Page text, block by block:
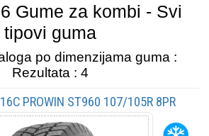
Gume za kombi - Svi
tipovi guma
po dimenzijama guma :
Rezultata : 4
PROWIN ST960 107/105R 8PR